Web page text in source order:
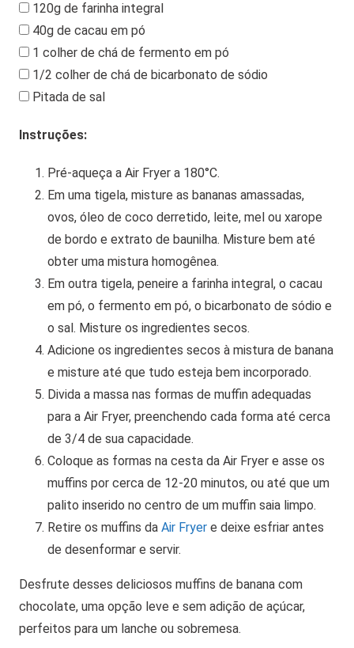
120g de farinha integral
40g de cacau em pó
1 colher de chá de fermento em pó
1/2 colher de chá de bicarbonato de sódio
Pitada de sal
Instruções:
Pré-aqueça a Air Fryer a 180°C.
Em uma tigela, misture as bananas amassadas,
ovos, óleo de coco derretido, leite, mel ou xarope
de bordo e extrato de baunilha. Misture bem até
obter uma mistura homogênea.
Em outra tigela, peneire a farinha integral, o cacau
em pó, o fermento em pó, o bicarbonato de sódio e
o sal. Misture os ingredientes secos.
Adicione os ingredientes secos à mistura de banana
e misture até que tudo esteja bem incorporado.
Divida a massa nas formas de muffin adequadas
para a Air Fryer, preenchendo cada forma até cerca
de 3/4 de sua capacidade.
Coloque as formas na cesta da Air Fryer e asse os
muffins por cerca de 12-20 minutos, ou até que um
palito inserido no centro de um muffin saia limpo.
Retire os muffins da Air Fryer e deixe esfriar antes
de desenformar e servir.
Desfrute desses deliciosos muffins de banana com
chocolate, uma opção leve e sem adição de açúcar,
perfeitos para um lanche ou sobremesa.